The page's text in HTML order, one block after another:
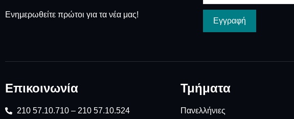
Ενημερωθείτε πρώτοι για τα νέα μας!
Εγγραφή
Επικοινωνία
210 57.10.710 – 210 57.10.524
Τμήματα
Πανελλήνιες